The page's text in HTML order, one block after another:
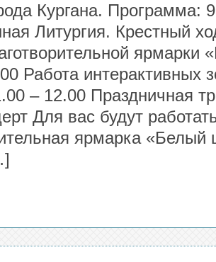
Кургана. Программа:
Литургия. Крестный
ярмарки
Работа интерактивных
– 12.00 Праздничная
Для вас будут
ярмарка «Белый